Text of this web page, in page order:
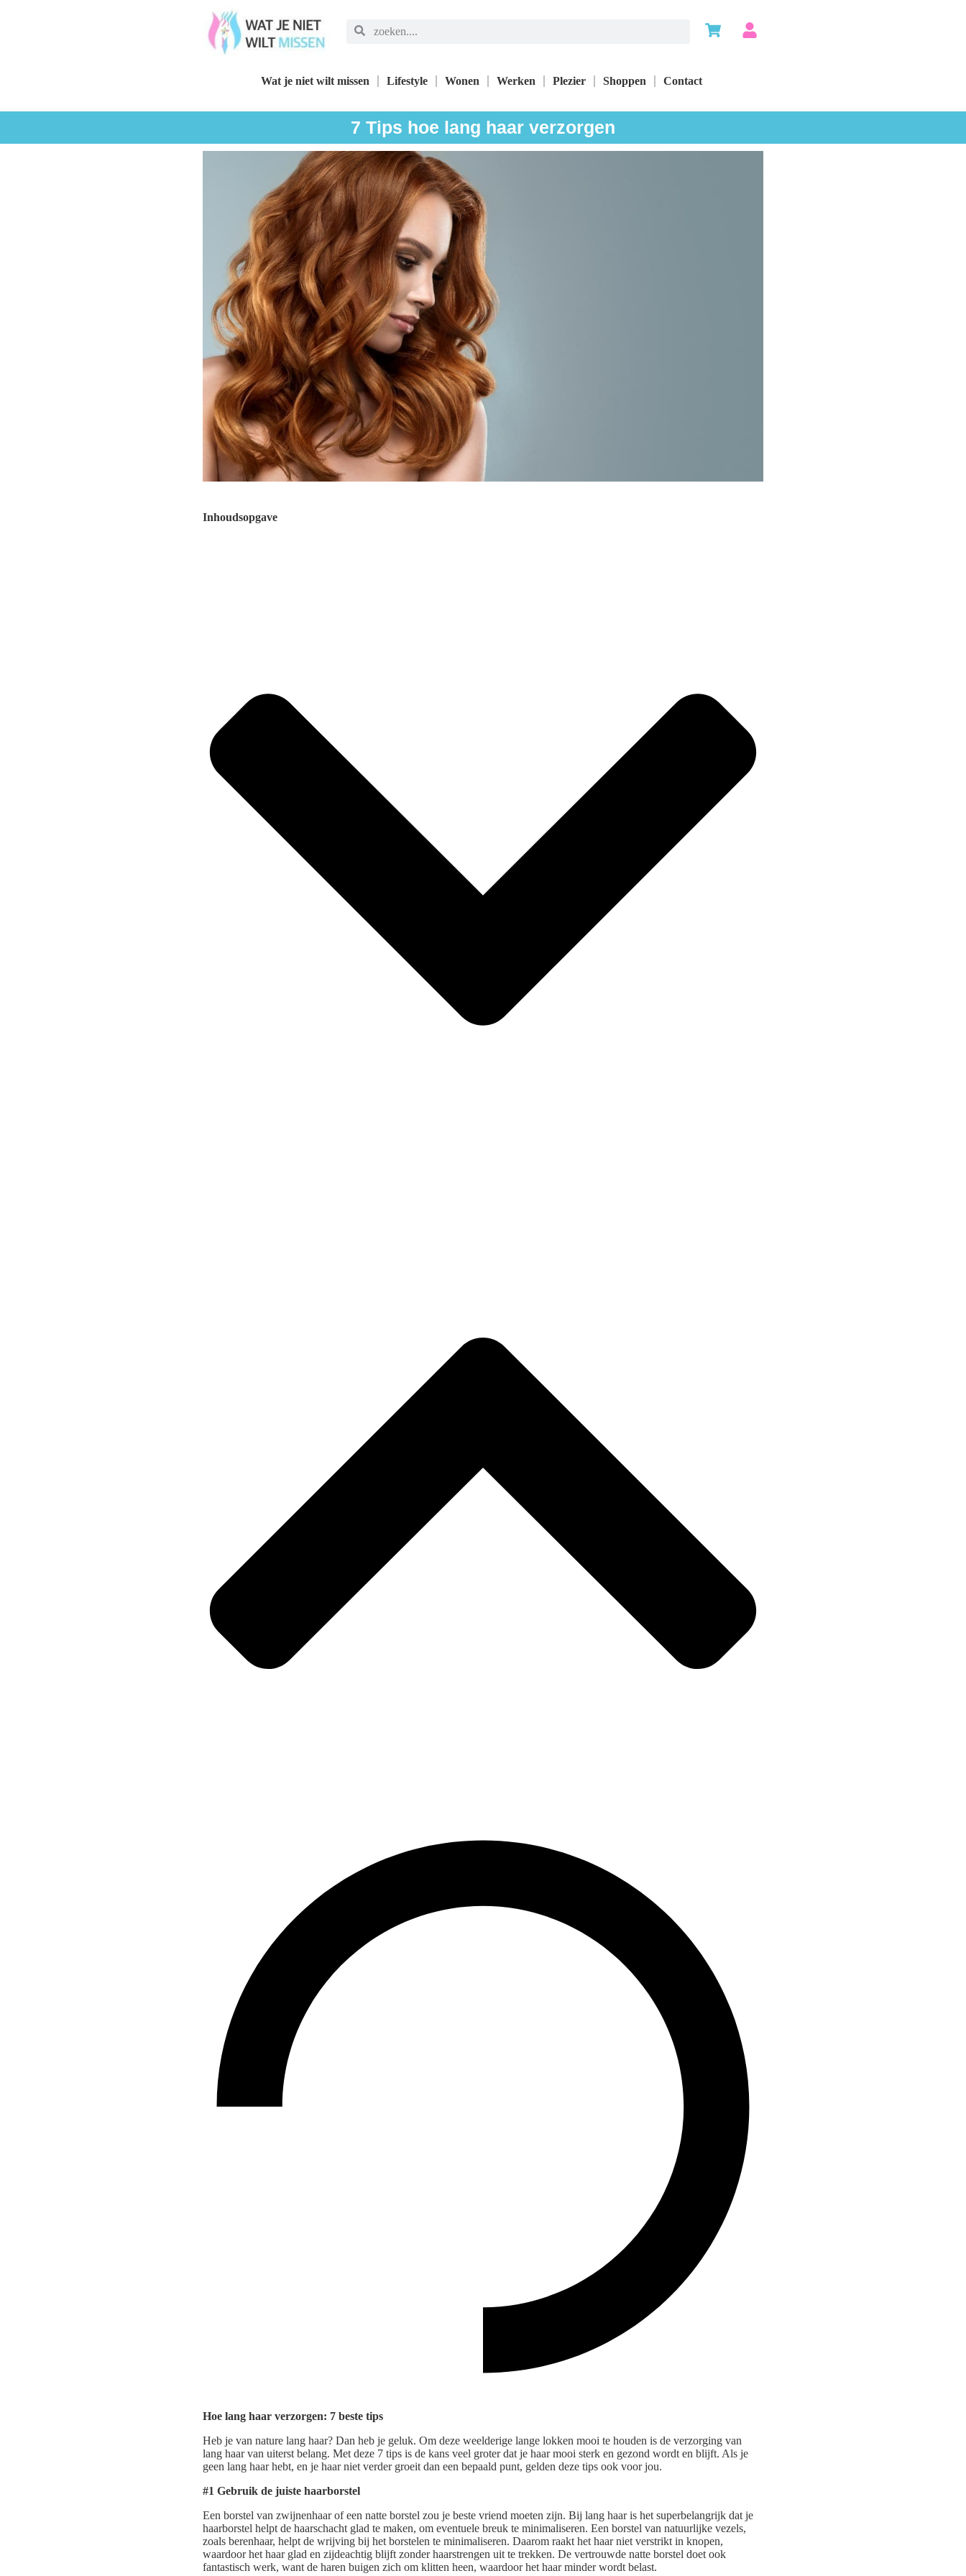
Wat je niet wilt missen Lifestyle Wonen Werken Plezier Shoppen Contact
7 Tips hoe lang haar verzorgen
Inhoudsopgave
Hoe lang haar verzorgen: 7 beste tips
Heb je van nature lang haar? Dan heb je geluk. Om deze weelderige lange lokken mooi te houden is de verzorging van
lang haar van uiterst belang. Met deze 7 tips is de kans veel groter dat je haar mooi sterk en gezond wordt en blijft. Als je
geen lang haar hebt, en je haar niet verder groeit dan een bepaald punt, gelden deze tips ook voor jou.
#1 Gebruik de juiste haarborstel
Een borstel van zwijnenhaar of een natte borstel zou je beste vriend moeten zijn. Bij lang haar is het superbelangrijk dat je
haarborstel helpt de haarschacht glad te maken, om eventuele breuk te minimaliseren. Een borstel van natuurlijke vezels,
zoals berenhaar, helpt de wrijving bij het borstelen te minimaliseren. Daarom raakt het haar niet verstrikt in knopen,
waardoor het haar glad en zijdeachtig blijft zonder haarstrengen uit te trekken. De vertrouwde natte borstel doet ook
fantastisch werk, want de haren buigen zich om klitten heen, waardoor het haar minder wordt belast.